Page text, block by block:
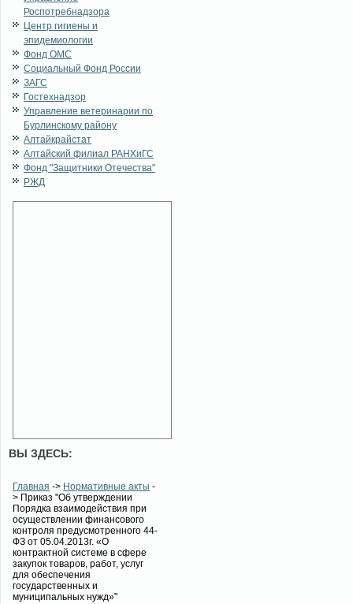
Роспотребнадзора
Центр гигиены и
эпидемиологии
Фонд ОМС
Социальный Фонд России
ЗАГС
Гостехнадзор
Управление ветеринарии по
Бурлинскому району
Алтайкрайстат
Алтайский филиал РАНХиГС
Фонд "Защитники Отечества"
РЖД
ВЫ ЗДЕСЬ:
Главная -> Нормативные акты -
> Приказ "Об утверждении
Порядка взаимодействия при
осуществлении финансового
контроля предусмотренного 44-
ФЗ от 05.04.2013г. «О
контрактной системе в сфере
закупок товаров, работ, услуг
для обеспечения
государственных и
муниципальных нужд»"